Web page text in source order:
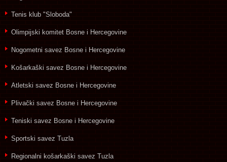
Tenis klub "Sloboda"
Olimpijski komitet Bosne i Hercegovine
Nogometni savez Bosne i Hercegovine
Košarkaški savez Bosne i Hercegovine
Atletski savez Bosne i Hercegovine
Plivački savez Bosne i Hercegovine
Teniski savez Bosne i Hercegovine
Sportski savez Tuzla
Regionalni košarkaški savez Tuzla